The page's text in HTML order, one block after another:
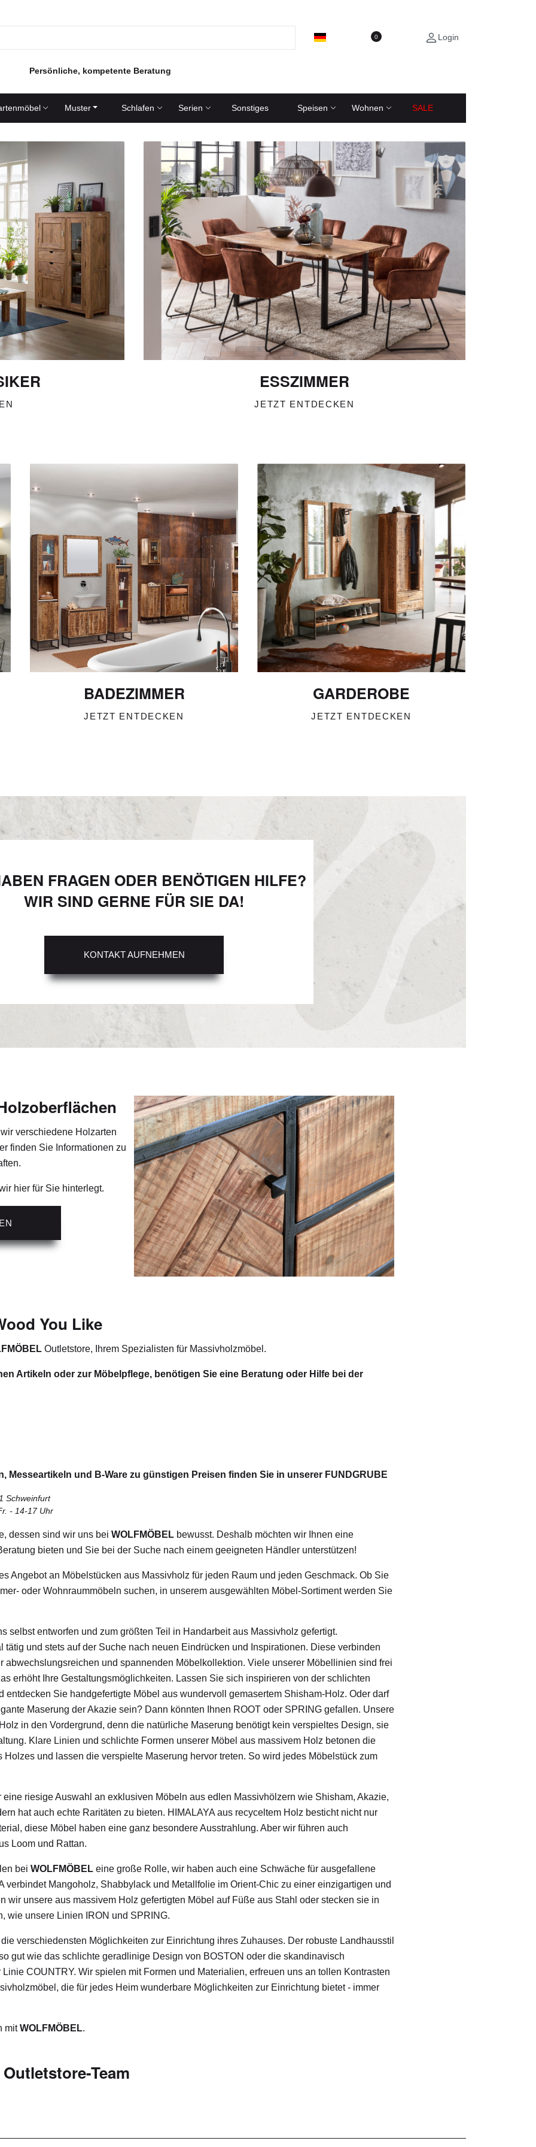
0 Login
Persönliche, kompetente Beratung
Muster Schlafen Serien Sonstiges Speisen Wohnen SALE
ESSZIMMER
JETZT ENTDECKEN
BADEZIMMER
JETZT ENTDECKEN
GARDEROBE
JETZT ENTDECKEN
FRAGEN ODER BENÖTIGEN HILFE?
WIR SIND GERNE FÜR SIE DA!
KONTAKT AUFNEHMEN
verschiedene Holzarten
finden Sie Informationen zu
hier für Sie hinterlegt.
You Like
Outletstore, Ihrem Spezialisten für Massivholzmöbel.
Artikeln oder zur Möbelpflege, benötigen Sie eine Beratung oder Hilfe bei der
Messeartikeln und B-Ware zu günstigen Preisen finden Sie in unserer FUNDGRUBE
Schweinfurt
- 14-17 Uhr
dessen sind wir uns bei WOLFMÖBEL bewusst. Deshalb möchten wir Ihnen eine
bieten und Sie bei der Suche nach einem geeigneten Händler unterstützen!
Angebot an Möbelstücken aus Massivholz für jeden Raum und jeden Geschmack. Ob Sie
oder Wohnraummöbeln suchen, in unserem ausgewählten Möbel-Sortiment werden Sie
selbst entworfen und zum größten Teil in Handarbeit aus Massivholz gefertigt.
tätig und stets auf der Suche nach neuen Eindrücken und Inspirationen. Diese verbinden
abwechslungsreichen und spannenden Möbelkollektion. Viele unserer Möbellinien sind frei
erhöht Ihre Gestaltungsmöglichkeiten. Lassen Sie sich inspirieren von der schlichten
entdecken Sie handgefertigte Möbel aus wundervoll gemasertem Shisham-Holz. Oder darf
Maserung der Akazie sein? Dann könnten Ihnen ROOT oder SPRING gefallen. Unsere
in den Vordergrund, denn die natürliche Maserung benötigt kein verspieltes Design, sie
Klare Linien und schlichte Formen unserer Möbel aus massivem Holz betonen die
und lassen die verspielte Maserung hervor treten. So wird jedes Möbelstück zum
riesige Auswahl an exklusiven Möbeln aus edlen Massivhölzern wie Shisham, Akazie,
hat auch echte Raritäten zu bieten. HIMALAYA aus recyceltem Holz besticht nicht nur
diese Möbel haben eine ganz besondere Ausstrahlung. Aber wir führen auch
Loom und Rattan.
bei WOLFMÖBEL eine große Rolle, wir haben auch eine Schwäche für ausgefallene
verbindet Mangoholz, Shabbylack und Metallfolie im Orient-Chic zu einer einzigartigen und
wir unsere aus massivem Holz gefertigten Möbel auf Füße aus Stahl oder stecken sie in
wie unsere Linien IRON und SPRING.
verschiedensten Möglichkeiten zur Einrichtung ihres Zuhauses. Der robuste Landhausstil
gut wie das schlichte geradlinige Design von BOSTON oder die skandinavisch
COUNTRY. Wir spielen mit Formen und Materialien, erfreuen uns an tollen Kontrasten
die für jedes Heim wunderbare Möglichkeiten zur Einrichtung bietet - immer
mitWOLFMÖBEL.
Team